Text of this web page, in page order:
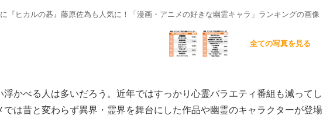
『ヒカルの碁』藤原佐為も人気に！「漫画・アニメの好きな幽霊キャラ」ランキングの画像
全ての写真を見る
かべる人は多いだろう。近年ではすっかり心霊バラエティ番組も減ってし
では昔と変わらず異界・霊界を舞台にした作品や幽霊のキャラクターが登場